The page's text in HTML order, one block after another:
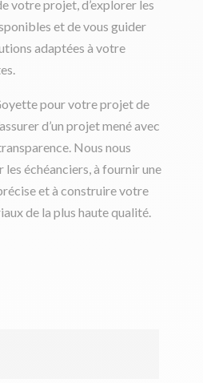
votre projet, d’explorer les
et de vous guider
adaptées à votre
pour votre projet de
d’un projet mené avec
Nous nous
les échéanciers, à fournir une
et à construire votre
de la plus haute qualité.